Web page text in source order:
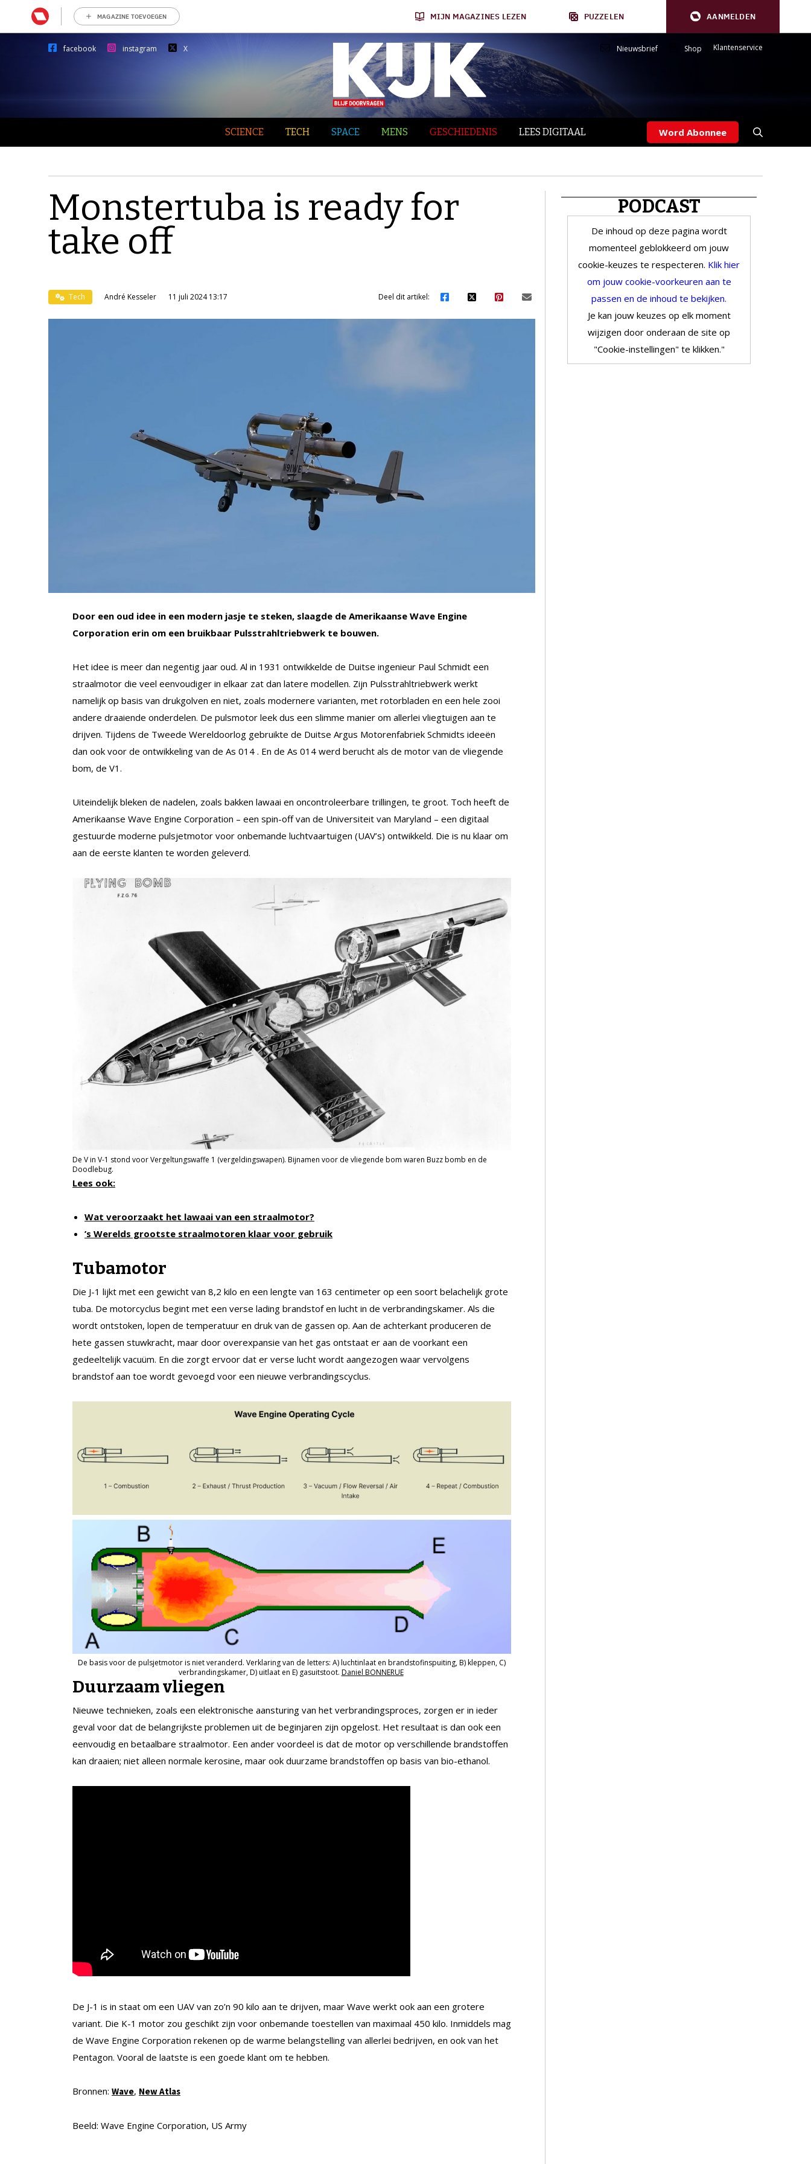
MAGAZINE TOEVOEGEN MIJN MAGAZINES LEZEN PUZZELEN AANMELDEN
facebook instagram X Nieuwsbrief Shop Klantenservice
SCIENCE TECH SPACE MENS GESCHIEDENIS LEES DIGITAAL Word Abonnee
Monstertuba is ready for
take off
Tech André Kesseler 11 juli 2024 13:17 Deel dit artikel:
Door een oud idee in een modern jasje te steken, slaagde de Amerikaanse Wave Engine
Corporation erin om een bruikbaar Pulsstrahltriebwerk te bouwen.
Het idee is meer dan negentig jaar oud. Al in 1931 ontwikkelde de Duitse ingenieur Paul Schmidt een
straalmotor die veel eenvoudiger in elkaar zat dan latere modellen. Zijn Pulsstrahltriebwerk werkt
namelijk op basis van drukgolven en niet, zoals modernere varianten, met rotorbladen en een hele zooi
andere draaiende onderdelen. De pulsmotor leek dus een slimme manier om allerlei vliegtuigen aan te
drijven. Tijdens de Tweede Wereldoorlog gebruikte de Duitse Argus Motorenfabriek Schmidts ideeën
dan ook voor de ontwikkeling van de As 014 . En de As 014 werd berucht als de motor van de vliegende
bom, de V1.
Uiteindelijk bleken de nadelen, zoals bakken lawaai en oncontroleerbare trillingen, te groot. Toch heeft de
Amerikaanse Wave Engine Corporation – een spin-off van de Universiteit van Maryland – een digitaal
gestuurde moderne pulsjetmotor voor onbemande luchtvaartuigen (UAV’s) ontwikkeld. Die is nu klaar om
aan de eerste klanten te worden geleverd.
De V in V-1 stond voor Vergeltungswaffe 1 (vergeldingswapen). Bijnamen voor de vliegende bom waren Buzz bomb en de
Doodlebug.
Lees ook:
Wat veroorzaakt het lawaai van een straalmotor?
’s Werelds grootste straalmotoren klaar voor gebruik
Tubamotor
Die J-1 lijkt met een gewicht van 8,2 kilo en een lengte van 163 centimeter op een soort belachelijk grote
tuba. De motorcyclus begint met een verse lading brandstof en lucht in de verbrandingskamer. Als die
wordt ontstoken, lopen de temperatuur en druk van de gassen op. Aan de achterkant produceren de
hete gassen stuwkracht, maar door overexpansie van het gas ontstaat er aan de voorkant een
gedeeltelijk vacuüm. En die zorgt ervoor dat er verse lucht wordt aangezogen waar vervolgens
brandstof aan toe wordt gevoegd voor een nieuwe verbrandingscyclus.
De basis voor de pulsjetmotor is niet veranderd. Verklaring van de letters: A) luchtinlaat en brandstofinspuiting, B) kleppen, C)
verbrandingskamer, D) uitlaat en E) gasuitstoot. Daniel BONNERUE
Duurzaam vliegen
Nieuwe technieken, zoals een elektronische aansturing van het verbrandingsproces, zorgen er in ieder
geval voor dat de belangrijkste problemen uit de beginjaren zijn opgelost. Het resultaat is dan ook een
eenvoudig en betaalbare straalmotor. Een ander voordeel is dat de motor op verschillende brandstoffen
kan draaien; niet alleen normale kerosine, maar ook duurzame brandstoffen op basis van bio-ethanol.
De J-1 is in staat om een UAV van zo’n 90 kilo aan te drijven, maar Wave werkt ook aan een grotere
variant. Die K-1 motor zou geschikt zijn voor onbemande toestellen van maximaal 450 kilo. Inmiddels mag
de Wave Engine Corporation rekenen op de warme belangstelling van allerlei bedrijven, en ook van het
Pentagon. Vooral de laatste is een goede klant om te hebben.
Bronnen: Wave, New Atlas
Beeld: Wave Engine Corporation, US Army
PODCAST
De inhoud op deze pagina wordt
momenteel geblokkeerd om jouw
cookie-keuzes te respecteren. Klik hier
om jouw cookie-voorkeuren aan te
passen en de inhoud te bekijken.
Je kan jouw keuzes op elk moment
wijzigen door onderaan de site op
"Cookie-instellingen" te klikken."